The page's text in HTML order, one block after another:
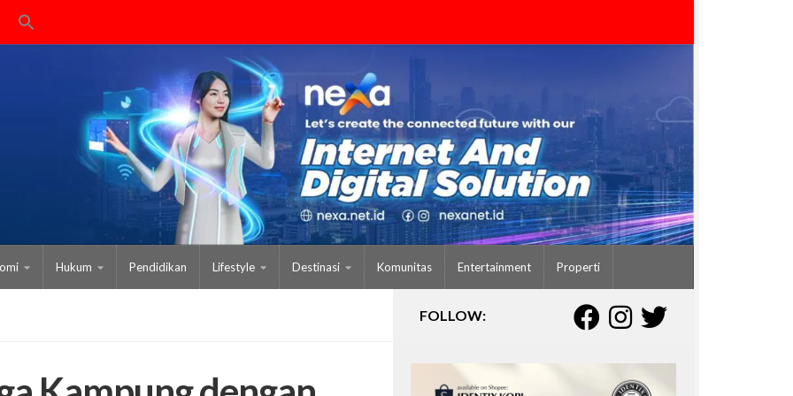
Hukum Pendidikan Lifestyle Destinasi Komunitas Entertainment Properti
FOLLOW: